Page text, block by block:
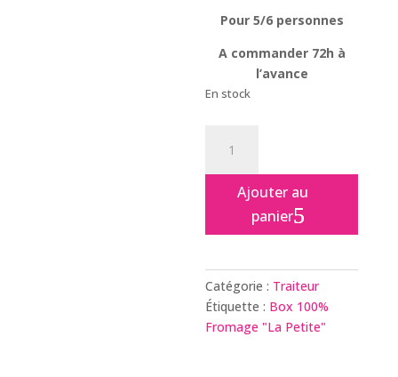
Pour 5/6 personnes
A commander 72h à
l’avance
En stock
Box
Fromage
"La
Ajouter au
panier
Catégorie : Traiteur
Étiquette : Box 100%
Fromage "La Petite"